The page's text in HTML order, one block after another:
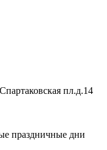
пл.д.14
праздничные дни